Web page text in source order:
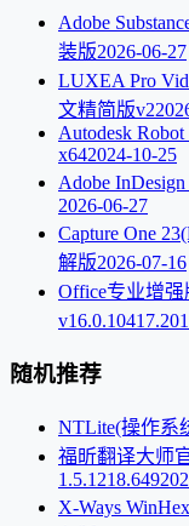
Adobe
装版2026-06-27
LUXEA Pro
文精简版v2
Autodesk Robot
x642024-10-25
Adobe
2026-06-27
Capture One
解版2026-07-16
Office专业增强
随机推荐
NTLite(操作系
福昕翻译大师
1.5.1218.649
X-Ways